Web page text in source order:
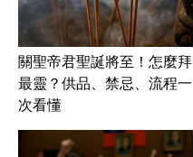
關聖帝君聖誕將至！怎麼拜
最靈？供品、禁忌、流程一
次看懂